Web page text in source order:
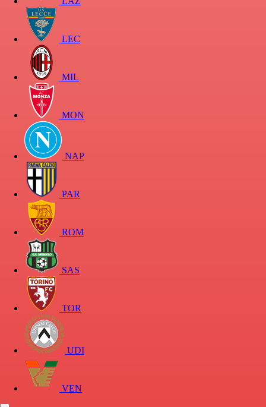
LEC
MIL
MON
NAP
PAR
ROM
SAS
TOR
UDI
VEN